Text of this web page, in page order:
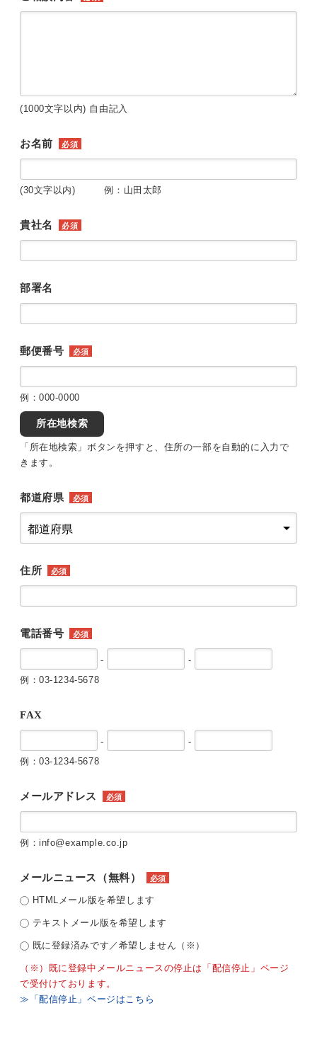
(1000文字以内) 自由記入
お名前 必須
(30文字以内) 例：山田太郎
貴社名 必須
部署名
郵便番号 必須
例：000-0000
所在地検索
「所在地検索」ボタンを押すと、住所の一部を自動的に入力で
きます。
都道府県 必須
住所 必須
電話番号 必須
-
-
例：03-1234-5678
FAX
-
-
例：03-1234-5678
メールアドレス 必須
例：info@example.co.jp
メールニュース（無料） 必須
HTMLメール版を希望します
テキストメール版を希望します
既に登録済みです／希望しません（※）
（※）既に登録中メールニュースの停止は「配信停止」ページ
で受付けております。
≫「配信停止」ページはこちら